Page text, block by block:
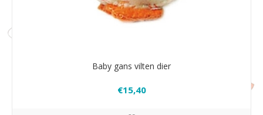
Baby gans vilten dier
€15,40